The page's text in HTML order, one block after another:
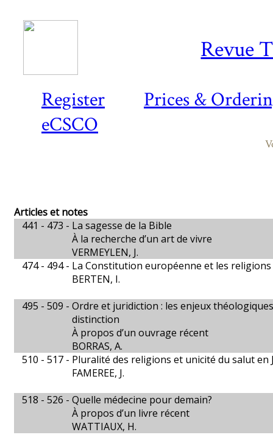
Register
Prices &
eCSCO
Revue
Articles et notes
441 - 473 - La sagesse de la Bible
À la recherche d’un art de vivre
VERMEYLEN, J.
474 - 494 - La Constitution européenne et les religions
BERTEN, I.
495 - 509 - Ordre et juridiction : les enjeux
distinction
À propos d’un ouvrage récent
BORRAS, A.
510 - 517 - Pluralité des religions et unicité du salut en
FAMEREE, J.
518 - 526 - Quelle médecine pour demain?
À propos d’un livre récent
WATTIAUX, H.